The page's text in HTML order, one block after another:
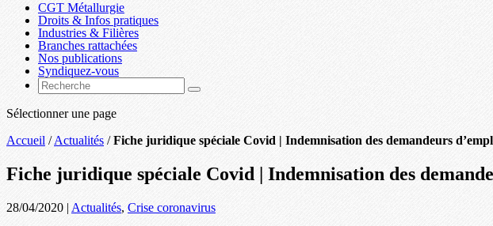
CGT Métallurgie
Droits & Infos pratiques
Industries & Filières
Branches rattachées
Nos publications
Syndiquez-vous
Sélectionner une page
Accueil /Actualités /Fiche juridique spéciale Covid | Indemnisation des demandeurs
Fiche juridique spéciale Covid | Indemnisation des
28/04/2020 | Actualités, Crise coronavirus